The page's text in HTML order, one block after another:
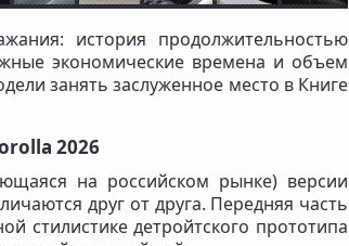
история продолжительностью
экономические времена и объем
занять заслуженное место в Книге
2026
на российском рынке) версии
друг от друга. Передняя часть
стилистике детройтского прототипа